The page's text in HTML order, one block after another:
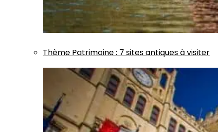
Thème Patrimoine: 7 sites antiques à visiter